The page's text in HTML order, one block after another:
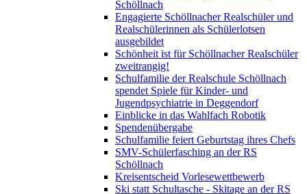
Schöllnach
Engagierte Schöllnacher Realschüler und
Realschülerinnen als Schülerlotsen
ausgebildet
Schönheit ist für Schöllnacher Realschüler
zweitrangig!
Schulfamilie der Realschule Schöllnach
spendet Spiele für Kinder- und
Jugendpsychiatrie in Deggendorf
Einblicke in das Wahlfach Robotik
Spendenübergabe
Schulfamilie feiert Geburtstag ihres Chefs
SMV-Schülerfasching an der RS
Schöllnach
Kreisentscheid Vorlesewettbewerb
Ski statt Schultasche - Skitage an der RS